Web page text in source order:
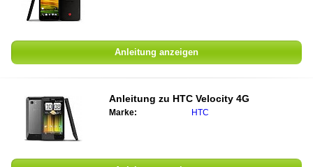
Anleitung anzeigen
Anleitung zu HTC Velocity 4G
Marke: HTC